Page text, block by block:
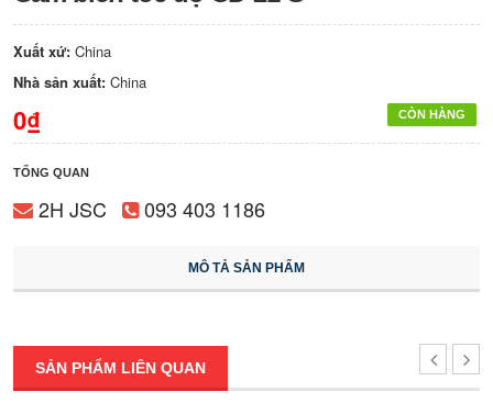
Xuất xứ: China
Nhà sản xuất: China
CÒN HÀNG
0₫
TỔNG QUAN
2H JSC 093 403 1186
MÔ TẢ SẢN PHẨM
SẢN PHẨM LIÊN QUAN